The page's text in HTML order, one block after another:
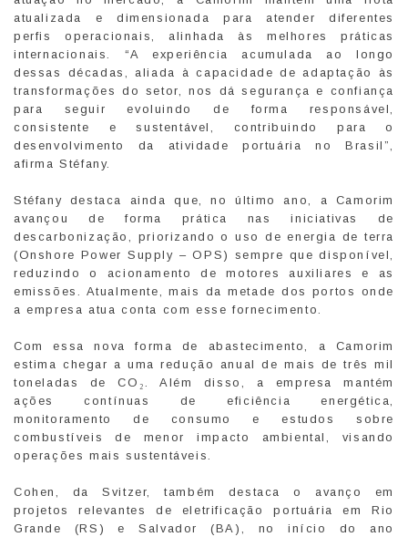
atualizada e dimensionada para atender diferentes
perfis operacionais, alinhada às melhores práticas
internacionais. “A experiência acumulada ao longo
dessas décadas, aliada à capacidade de adaptação às
transformações do setor, nos dá segurança e confiança
para seguir evoluindo de forma responsável,
consistente e sustentável, contribuindo para o
desenvolvimento da atividade portuária no Brasil”,
afirma Stéfany.
Stéfany destaca ainda que, no último ano, a Camorim
avançou de forma prática nas iniciativas de
descarbonização, priorizando o uso de energia de terra
(Onshore Power Supply – OPS) sempre que disponível,
reduzindo o acionamento de motores auxiliares e as
emissões. Atualmente, mais da metade dos portos onde
a empresa atua conta com esse fornecimento.
Com essa nova forma de abastecimento, a Camorim
estima chegar a uma redução anual de mais de três mil
toneladas de CO₂. Além disso, a empresa mantém
ações contínuas de eficiência energética,
monitoramento de consumo e estudos sobre
combustíveis de menor impacto ambiental, visando
operações mais sustentáveis.
Cohen, da Svitzer, também destaca o avanço em
projetos relevantes de eletrificação portuária em Rio
Grande (RS) e Salvador (BA), no início do ano